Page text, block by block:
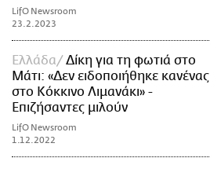
LifO Newsroom
23.2.2023
Ελλάδα
Δίκη για τη φωτιά στο
Μάτι: «Δεν ειδοποιήθηκε κανένας
στο Κόκκινο Λιμανάκι» -
Επιζήσαντες μιλούν
LifO Newsroom
1.12.2022